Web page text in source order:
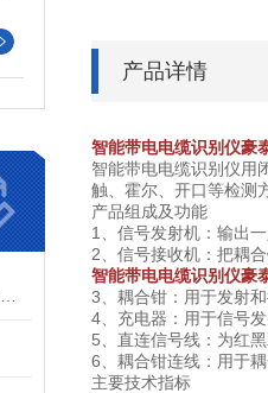
产品详情
智能带电电缆识别仪豪
智能带电电缆识别仪用
触、霍尔、开口等检测
产品组成及功能
1、信号发射机：输出
2、信号接收机：把耦
智能带电电缆识别仪豪
3、耦合钳：用于发射
4、充电器：用于信号
5、直连信号线：为红
6、耦合钳连线：用于
主要技术指标